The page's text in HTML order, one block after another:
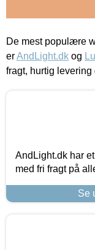
De mest populære
erAndLight.dk og
fragt, hurtig
AndLight.dk har
med fri fragt på
Se